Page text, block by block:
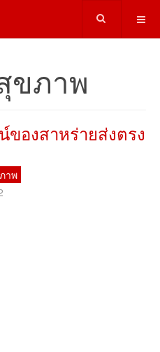
ขภาพ
องสาหร่ายส่งตรง
าพ